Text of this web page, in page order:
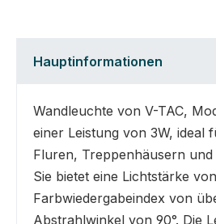
Hauptinformationen
Wandleuchte von V-TAC,
einer Leistung von 3W, ideal
Fluren, Treppenhäusern
Sie bietet eine Lichtstärke
Farbwiedergabeindex von
Abstrahlwinkel von 90°. Die